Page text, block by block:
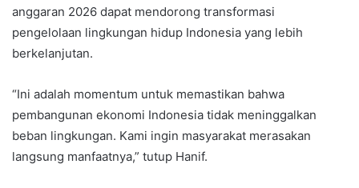
anggaran 2026 dapat mendorong transformasi
pengelolaan lingkungan hidup Indonesia yang lebih
berkelanjutan.
“Ini adalah momentum untuk memastikan bahwa
pembangunan ekonomi Indonesia tidak meninggalkan
beban lingkungan. Kami ingin masyarakat merasakan
langsung manfaatnya,” tutup Hanif.